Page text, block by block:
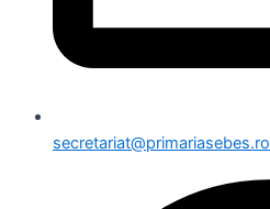
secretariat@primariasebes.ro